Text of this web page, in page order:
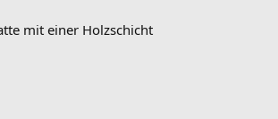
mit einer Holzschicht